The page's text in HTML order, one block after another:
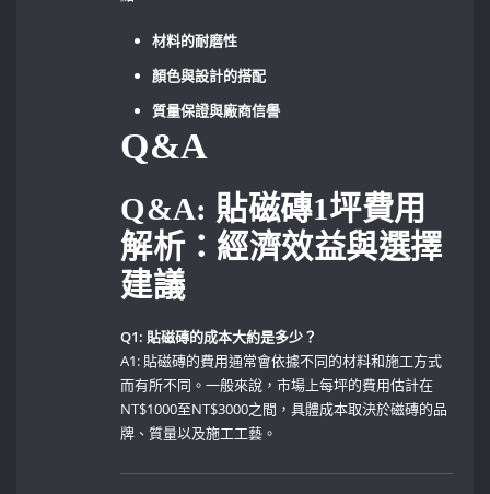
材料的耐磨性
顏色與設計的搭配
質量保證與廠商信譽
Q&A
Q&A: 貼磁磚1坪費用
解析：經濟效益與選擇
建議
Q1: 貼磁磚的成本大約是多少？
A1: 貼磁磚的費用通常會依據不同的材料和施工方式
而有所不同。一般來說，市場上每坪的費用估計在
NT$1000至NT$3000之間，具體成本取決於磁磚的品
牌、質量以及施工工藝。